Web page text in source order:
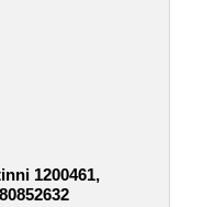
1200461,